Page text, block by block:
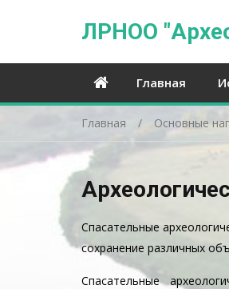
ЛРНОО
Главная
Главная Основные
Спасательные
сохранение различных
Спасательные